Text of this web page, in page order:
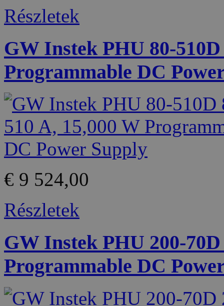
Részletek
GW Instek PHU 80-
Programmable DC
€ 9 524,00
Részletek
GW Instek PHU 200-
Programmable DC